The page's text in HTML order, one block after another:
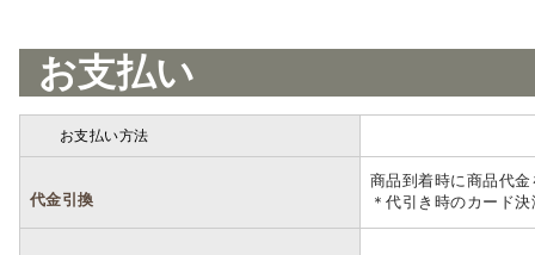
お支払い
お支払い方法
代金引換
商品到着時に商品代
＊代引き時のカード